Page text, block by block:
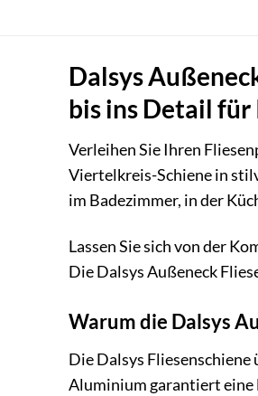
Dalsys
bis ins Detail
Verleihen Sie Ihren
Viertelkreis-Schiene in
im Badezimmer, in der
Lassen Sie sich von der
Die Dalsys Außeneck
Warum die Dalsys
Die Dalsys
Aluminium garantiert eine